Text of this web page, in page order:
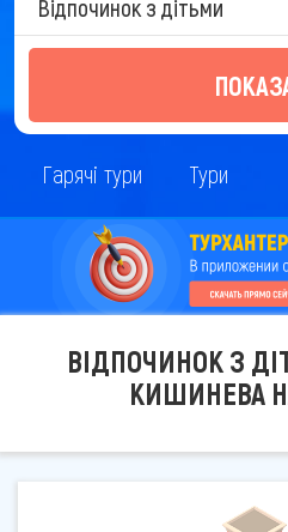
Відпочинок з дітьми
Гарячі тури Тури
ВІДПОЧИНОК З
КИШИНЕВА